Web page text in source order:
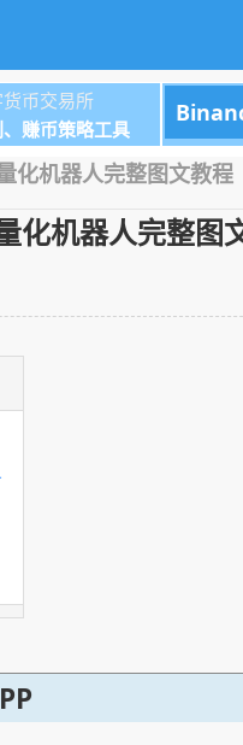
币交易所
赚币策略工具
化机器人完整图文教程
化机器人完整图